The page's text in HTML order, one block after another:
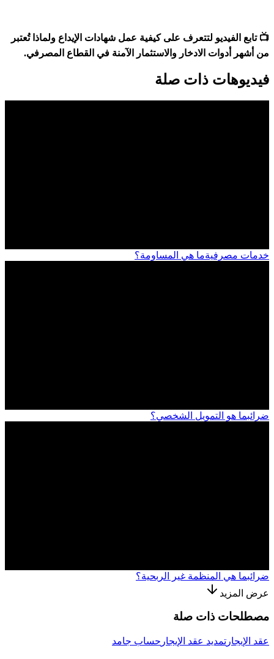
📺 تابع الفيديو لتتعرف على كيفية عمل شهادات الإيداع ولماذا تُعتبر
من أشهر أدوات الادخار والاستثمار الآمنة في القطاع المصرفي.
فيديوهات ذات صلة
خدمات مصرفيةما هي المساومة؟
ضرائبما هو التمويل الشخصي؟
ضرائبما هي المنظمة غير الربحية؟
عرض المزيد
مصطلحات ذات صلة
عقد الإيجار تمديد عقد الإيجار حساب جامد